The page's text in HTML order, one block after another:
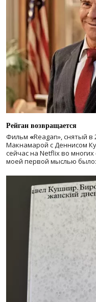
Рейган возвращается
Фильм «Reagan», снятый в
Макнамарой с Деннисом
сейчас на Netflix во
моей первой мыслью